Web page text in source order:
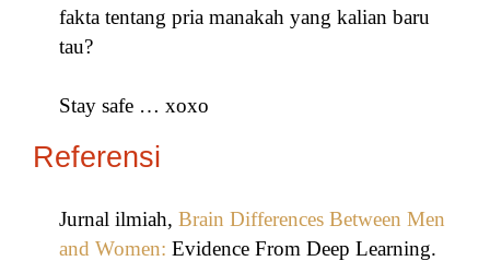
fakta tentang pria manakah yang kalian baru
tau?
Stay safe … xoxo
Referensi
Jurnal ilmiah, Brain Differences Between Men
and Women: Evidence From Deep Learning.